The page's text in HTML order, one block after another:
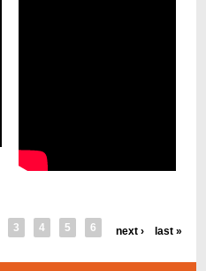
3 4 5 6 next › last »